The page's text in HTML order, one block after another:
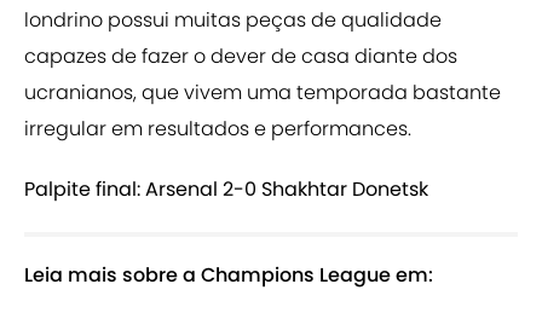
londrino possui muitas peças de qualidade
capazes de fazer o dever de casa diante dos
ucranianos, que vivem uma temporada bastante
irregular em resultados e performances.
Palpite final: Arsenal 2-0 Shakhtar Donetsk
Leia mais sobre a Champions League em: